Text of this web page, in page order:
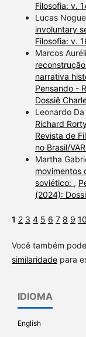
Filosofia: v.
Lucas
involuntary
Filosofia: v.
Marcos
narrativa
Pensando -
Dossiê
Leonardo
Richard
Revista de
no Brasil/
Martha
movimentos
soviético: ,
(2024):
1 2 3 4 5 6 7 8 9 10
Você também pode
similaridadepara
IDIOMA
English